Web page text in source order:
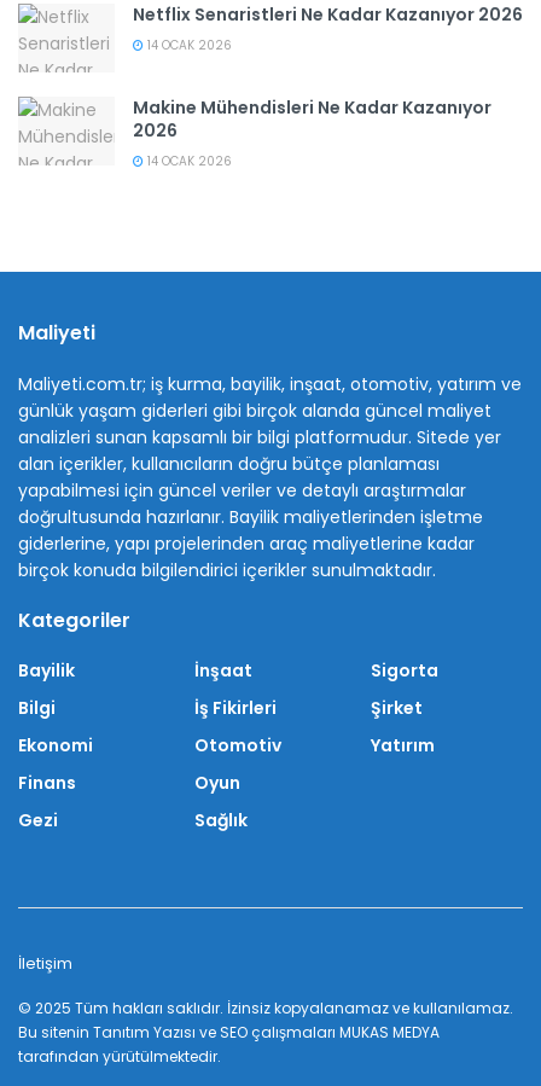
Netflix Senaristleri Ne Kadar Kazanıyor 2026
14 OCAK 2026
Makine Mühendisleri Ne Kadar Kazanıyor
2026
14 OCAK 2026
Maliyeti
Maliyeti.com.tr; iş kurma, bayilik, inşaat, otomotiv, yatırım ve
günlük yaşam giderleri gibi birçok alanda güncel maliyet
analizleri sunan kapsamlı bir bilgi platformudur. Sitede yer
alan içerikler, kullanıcıların doğru bütçe planlaması
yapabilmesi için güncel veriler ve detaylı araştırmalar
doğrultusunda hazırlanır. Bayilik maliyetlerinden işletme
giderlerine, yapı projelerinden araç maliyetlerine kadar
birçok konuda bilgilendirici içerikler sunulmaktadır.
Kategoriler
Bayilik
Bilgi
Ekonomi
Finans
Gezi
İnşaat
İş Fikirleri
Otomotiv
Oyun
Sağlık
Sigorta
Şirket
Yatırım
İletişim
© 2025 Tüm hakları saklıdır. İzinsiz kopyalanamaz ve kullanılamaz.
Bu sitenin Tanıtım Yazısı ve SEO çalışmaları MUKAS MEDYA
tarafından yürütülmektedir.